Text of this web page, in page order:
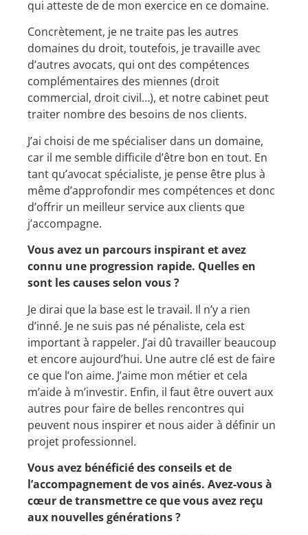
qui atteste de de mon exercice en ce domaine.
Concrètement, je ne traite pas les autres
domaines du droit, toutefois, je travaille avec
d’autres avocats, qui ont des compétences
complémentaires des miennes (droit
commercial, droit civil…), et notre cabinet peut
traiter nombre des besoins de nos clients.
J’ai choisi de me spécialiser dans un domaine,
car il me semble difficile d’être bon en tout. En
tant qu’avocat spécialiste, je pense être plus à
même d’approfondir mes compétences et donc
d’offrir un meilleur service aux clients que
j’accompagne.
Vous avez un parcours inspirant et avez
connu une progression rapide. Quelles en
sont les causes selon vous ?
Je dirai que la base est le travail. Il n’y a rien
d’inné. Je ne suis pas né pénaliste, cela est
important à rappeler. J’ai dû travailler beaucoup
et encore aujourd’hui. Une autre clé est de faire
ce que l’on aime. J’aime mon métier et cela
m’aide à m’investir. Enfin, il faut être ouvert aux
autres pour faire de belles rencontres qui
peuvent nous inspirer et nous aider à définir un
projet professionnel.
Vous avez bénéficié des conseils et de
l’accompagnement de vos ainés. Avez-vous à
cœur de transmettre ce que vous avez reçu
aux nouvelles générations ?